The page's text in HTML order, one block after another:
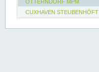
OTTERNDORF MPM
CUXHAVEN STEUBENHÖFT